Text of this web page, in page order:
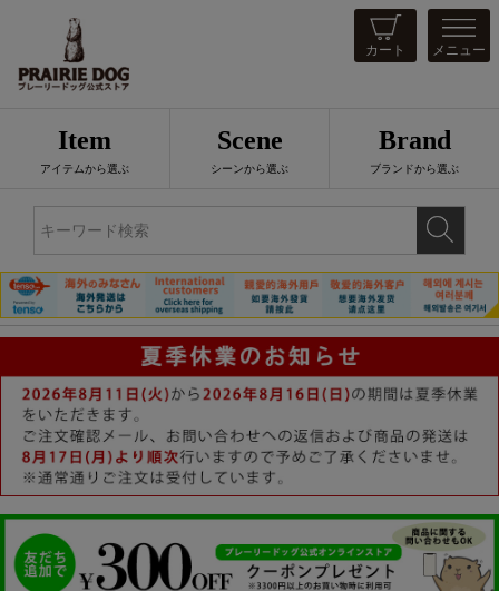
カート メニュー
Item
アイテムから選ぶ
Scene
シーンから選ぶ
Brand
ブランドから選ぶ